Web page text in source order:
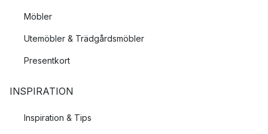
Möbler
Utemöbler & Trädgårdsmöbler
Presentkort
INSPIRATION
Inspiration & Tips